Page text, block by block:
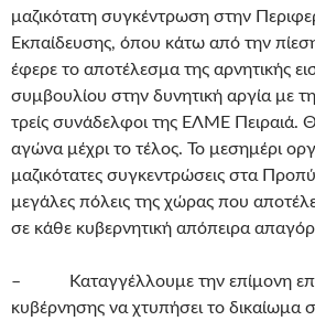
μαζικότατη συγκέντρωση στην
Εκπαίδευσης, όπου κάτω από την
έφερε το αποτέλεσμα της αρνητικής
συμβουλίου στην δυνητική αργία με
τρείς συνάδελφοι της ΕΛΜΕ Πειραιά.
αγώνα μέχρι το τέλος. Το μεσημέρι
μαζικότατες συγκεντρώσεις στα
μεγάλες πόλεις της χώρας που
σε κάθε κυβερνητική απόπειρα
– Καταγγέλλουμε την επίμονη
κυβέρνησης να χτυπήσει το δικαίωμα